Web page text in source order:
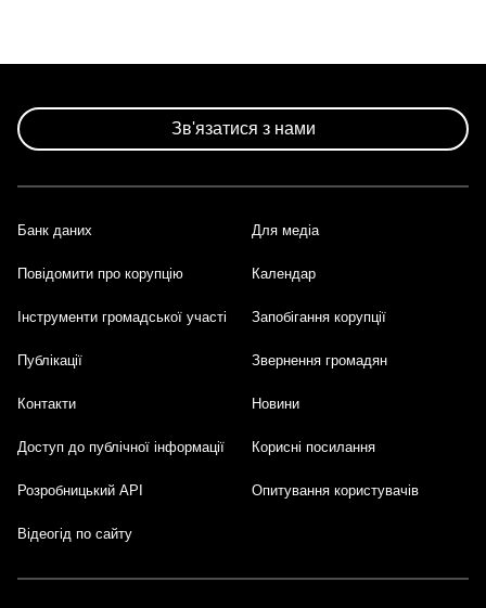
Зв'язатися з нами
Footer
Банк даних Для медіа
Повідомити про корупцію Календар
Інструменти громадської участі Запобігання корупції
Публікації Звернення громадян
Контакти Новини
Доступ до публічної інформації Корисні посилання
Розробницький API Опитування користувачів
Відеогід по сайту